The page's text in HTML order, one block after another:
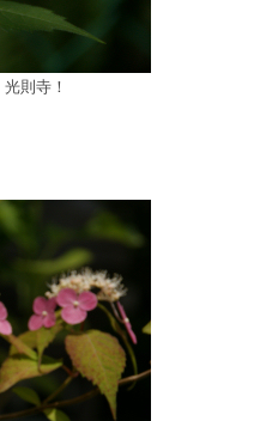
則寺！